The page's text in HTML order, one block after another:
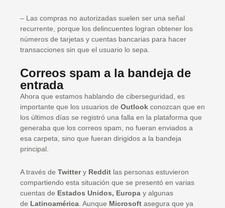
– Las compras no autorizadas suelen ser una señal
recurrente, porque los delincuentes logran obtener los
números de tarjetas y cuentas bancarias para hacer
transacciones sin que el usuario lo sepa.
Correos spam a la bandeja de
entrada
Ahora que estamos hablando de ciberseguridad, es
importante que los usuarios de Outlook conozcan que en
los últimos días se registró una falla en la plataforma que
generaba que los correos spam, no fueran enviados a
esa carpeta, sino que fueran dirigidos a la bandeja
principal.
A través de Twittery Reddit las personas estuvieron
compartiendo esta situación que se presentó en varias
cuentas de Estados Unidos, Europa y algunas
de Latinoamérica . Aunque Microsoft asegura que ya